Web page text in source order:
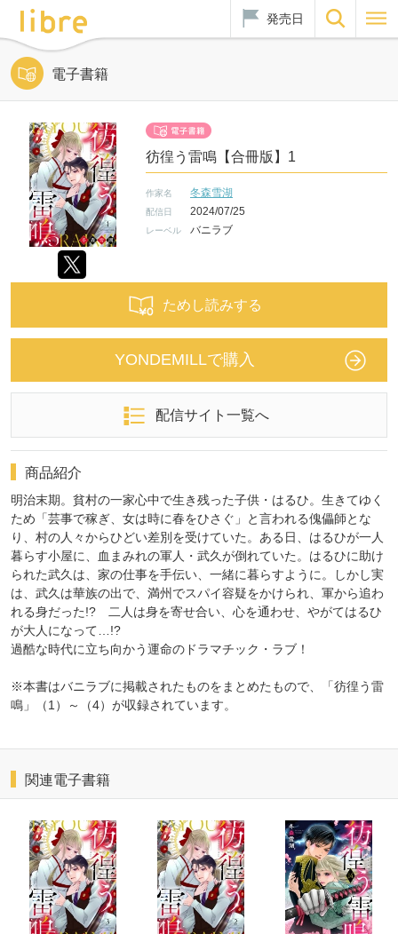
発売日
電子書籍
彷徨う雷鳴【合冊版】1
作家名 冬森雪湖
配信日 2024/07/25
レーベル バニラブ
ためし読みする
YONDEMILLで購入
配信サイト一覧へ
商品紹介
明治末期。貧村の一家心中で生き残った子供・はるひ。生きてゆく
ため「芸事で稼ぎ、女は時に春をひさぐ」と言われる傀儡師とな
り、村の人々からひどい差別を受けていた。ある日、はるひが一人
暮らす小屋に、血まみれの軍人・武久が倒れていた。はるひに助け
られた武久は、家の仕事を手伝い、一緒に暮らすように。しかし実
は、武久は華族の出で、満州でスパイ容疑をかけられ、軍から追わ
れる身だった!? 二人は身を寄せ合い、心を通わせ、やがてはるひ
が大人になって…!?
過酷な時代に立ち向かう運命のドラマチック・ラブ！
※本書はバニラブに掲載されたものをまとめたもので、「彷徨う雷
鳴」（1）～（4）が収録されています。
関連電子書籍